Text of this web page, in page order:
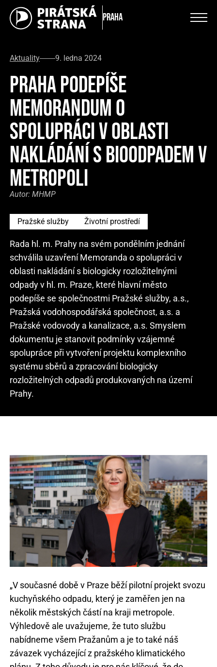
Praha
Aktuality 9. ledna 2024
PRAHA PODEPÍŠE
MEMORANDUM O
SPOLUPRÁCI V OBLASTI
NAKLÁDÁNÍ S BIOODPADEM V
METROPOLI
Autor: MHMP
Pražské služby Životní prostředí
Rada hl. m. Prahy na svém pondělním jednání
schválila uzavření Memoranda o spolupráci v
oblasti nakládání s biologicky rozložitelnými
odpady v hl. m. Praze, které hlavní město
podepíše se společnostmi Pražské služby, a.s.,
Pražská vodohospodářská společnost, a.s. a
Pražské vodovody a kanalizace, a.s. Smyslem
dokumentu je stanovit podmínky vzájemné
spolupráce při vytvoření projektu komplexního
systému sběrů a zpracování biologicky
rozložitelných odpadů produkovaných na území
Prahy.
„V současné době v Praze běží pilotní projekt svozu
kuchyňského odpadu, který je zaměřen jen na
několik městských částí na kraji metropole.
Výhledově ale uvažujeme, že tuto službu
nabídneme všem Pražanům a je to také náš
závazek vycházející z pražského klimatického